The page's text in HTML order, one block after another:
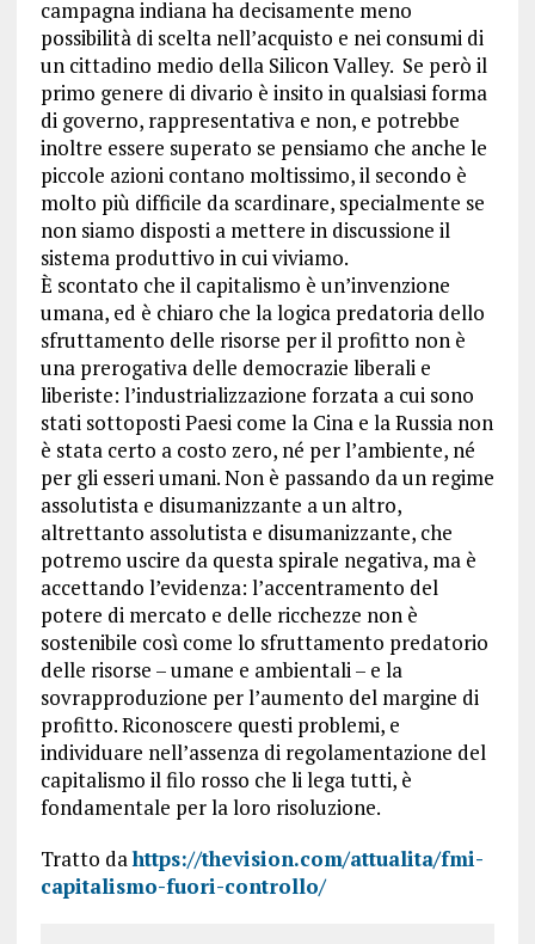
campagna indiana ha decisamente meno
possibilità di scelta nell’acquisto e nei consumi di
un cittadino medio della Silicon Valley. Se però il
primo genere di divario è insito in qualsiasi forma
di governo, rappresentativa e non, e potrebbe
inoltre essere superato se pensiamo che anche le
piccole azioni contano moltissimo, il secondo è
molto più difficile da scardinare, specialmente se
non siamo disposti a mettere in discussione il
sistema produttivo in cui viviamo.
È scontato che il capitalismo è un’invenzione
umana, ed è chiaro che la logica predatoria dello
sfruttamento delle risorse per il profitto non è
una prerogativa delle democrazie liberali e
liberiste: l’industrializzazione forzata a cui sono
stati sottoposti Paesi come la Cina e la Russia non
è stata certo a costo zero, né per l’ambiente, né
per gli esseri umani. Non è passando da un regime
assolutista e disumanizzante a un altro,
altrettanto assolutista e disumanizzante, che
potremo uscire da questa spirale negativa, ma è
accettando l’evidenza: l’accentramento del
potere di mercato e delle ricchezze non è
sostenibile così come lo sfruttamento predatorio
delle risorse – umane e ambientali – e la
sovrapproduzione per l’aumento del margine di
profitto. Riconoscere questi problemi, e
individuare nell’assenza di regolamentazione del
capitalismo il filo rosso che li lega tutti, è
fondamentale per la loro risoluzione.
Tratto dahttps://thevision.com/attualita/fmi-
capitalismo-fuori-controllo/